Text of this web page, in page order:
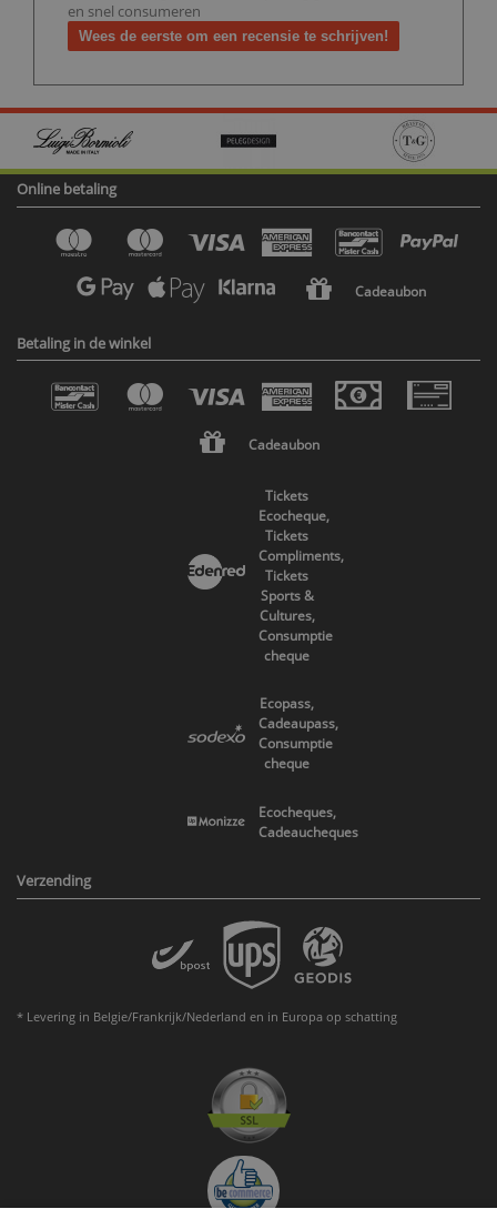
en snel consumeren
Wees de eerste om een recensie te schrijven!
Online betaling
Cadeaubon
Betaling in de winkel
Cadeaubon
Tickets
Ecocheque,
Tickets
Compliments,
Tickets
Sports &
Cultures,
Consumptie
cheque
Ecopass,
Cadeaupass,
Consumptie
cheque
Ecocheques,
Cadeaucheques
Verzending
* Levering in Belgie/Frankrijk/Nederland en in Europa op schatting